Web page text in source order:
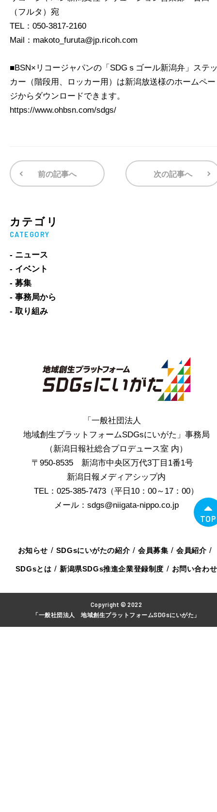
（フルタ）宛
TEL：050-3817-2160
Mail：makoto_furuta@jp.ricoh.com
■BSN×リコージャパンの「SDGｓゴール新潟弁」ステ
カー（階段用、ロッカー用）は新潟放送様のホームペー
ジからダウンロードできます。
https://www.ohbsn.com/sdgs/
前の記事へ 次の記事へ
カテゴリ
CATEGORY
- ニュース
- イベント
- 募集
- 事務局から
- 取り組み
TOP
「一般社団法人
地域創生プラットフォームSDGsにいがた」事務局
（新潟日報社総合プロデュース室 内）
〒950-8535 新潟市中央区万代3丁目1番1号
新潟日報メディアシップ内
TEL：025-385-7473（平日10：00～17：00）
メール：sdgs@niigata-nippo.co.jp
お知らせ SDGsにいがたの紹介 会員募集 会員紹介
SDGsとは 新潟県SDGs推進企業登録制度 お問い合わせ
Copyright © 2022
「一般社団法人 地域創生プラットフォームSDGsにいがた」